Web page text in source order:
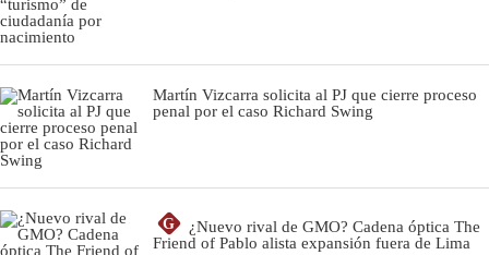
Martín Vizcarra solicita al PJ que cierre proceso
penal por el caso Richard Swing
G
¿Nuevo rival de GMO? Cadena óptica The
Friend of Pablo alista expansión fuera de Lima